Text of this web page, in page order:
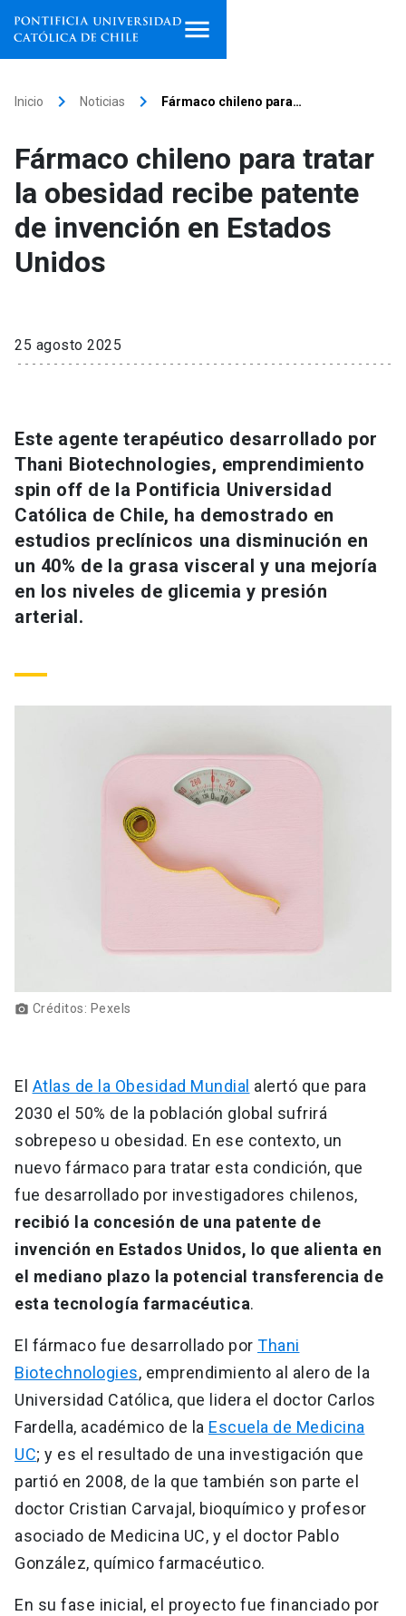
Facultades, escuelas e
institutos
Investigación
Información para keyboard_arrow_down
Futuros estudiantes
Estudiantes
Académicos
launch
Go to english site launch
ACCESOS DIRECTOS
Admisión launch
Correo UC
Biblioteca launch
Inicio keyboard_arrow_right Noticias keyboard_arrow_right Fármaco chileno para…
Fármaco chileno para tratar
la obesidad recibe patente
de invención en Estados
Unidos
25 agosto 2025
Este agente terapéutico desarrollado por
Thani Biotechnologies, emprendimiento
spin off de la Pontificia Universidad
Católica de Chile, ha demostrado en
estudios preclínicos una disminución en
un 40% de la grasa visceral y una mejoría
en los niveles de glicemia y presión
arterial.
photo_camera Créditos: Pexels
El Atlas de la Obesidad Mundial alertó que para
2030 el 50% de la población global sufrirá
sobrepeso u obesidad. En ese contexto, un
nuevo fármaco para tratar esta condición, que
fue desarrollado por investigadores chilenos,
recibió la concesión de una patente de
invención en Estados Unidos, lo que alienta en
el mediano plazo la potencial transferencia de
esta tecnología farmacéutica.
El fármaco fue desarrollado por Thani
Biotechnologies, emprendimiento al alero de la
Universidad Católica, que lidera el doctor Carlos
Fardella, académico de la Escuela de Medicina
UC; y es el resultado de una investigación que
partió en 2008, de la que también son parte el
doctor Cristian Carvajal, bioquímico y profesor
asociado de Medicina UC, y el doctor Pablo
González, químico farmacéutico.
En su fase inicial, el proyecto fue financiado por